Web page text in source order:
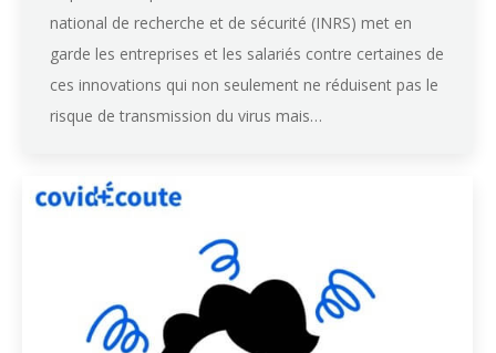
national de recherche et de sécurité (INRS) met en
garde les entreprises et les salariés contre certaines de
ces innovations qui non seulement ne réduisent pas le
risque de transmission du virus mais…